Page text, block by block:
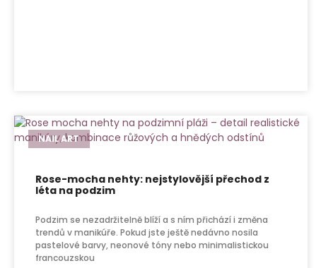
NAIL ART
Rose-mocha nehty: nejstylovější přechod z
léta na podzim
Podzim se nezadržitelně blíží a s ním přichází i změna
trendů v manikúře. Pokud jste ještě nedávno nosila
pastelové barvy, neonové tóny nebo minimalistickou
francouzskou